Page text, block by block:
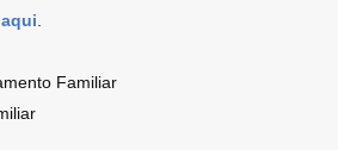
aqui
Familiar